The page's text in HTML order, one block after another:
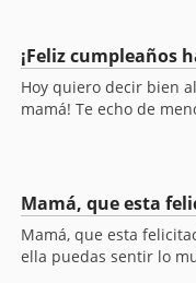
¡Feliz cumpleaños
Hoy quiero decir bien
mamá! Te echo de
Mamá, que esta
Mamá, que esta
ella puedas sentir lo